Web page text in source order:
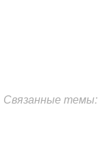
Связанные темы: